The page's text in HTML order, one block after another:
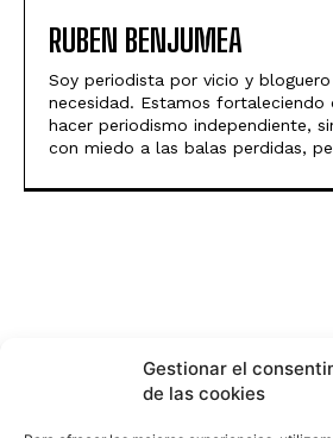
Gestionar el
de las cookies
RUBEN BENJUMEA
Soy periodista por vicio y
necesidad. Estamos
hacer periodismo independiente,
con miedo a las balas perdidas,